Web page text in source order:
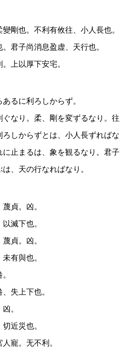
剛也。不利有攸往、小人長也。
君子尚消息盈虚、天行也。
上以厚下安宅。
るに利ろしからず。
ぐなり。柔、剛を変ずるなり。往
ろしからずとは、小人長ずればな
に止まるは、象を観るなり。君子
、天の行なればなり。
貞。凶。
滅下也。
貞。凶。
有與也。
失上下也。
。
近災也。
寵。无不利。